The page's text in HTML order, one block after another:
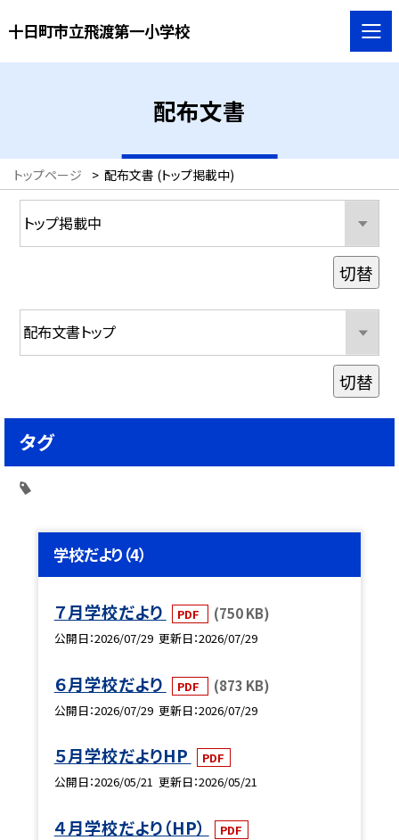
十日町市立飛渡第一小学校
配布文書
トップページ > 配布文書 (トップ掲載中)
学校だより（4）
７月学校だより PDF (750 KB)
公開日 2026/07/29 更新日 2026/07/29
６月学校だより PDF (873 KB)
公開日 2026/07/29 更新日 2026/07/29
５月学校だよりHP
PDF
公開日 2026/05/21 更新日 2026/05/21
４月学校だより（HP）
PDF
切替
切替
タグ